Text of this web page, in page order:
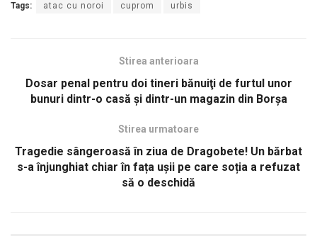
Tags: atac cu noroi cuprom urbis
Stirea anterioara
Dosar penal pentru doi tineri bănuiţi de furtul unor
bunuri dintr-o casă şi dintr-un magazin din Borşa
Stirea urmatoare
Tragedie sângeroasă în ziua de Dragobete! Un bărbat
s-a înjunghiat chiar în fața ușii pe care soția a refuzat
să o deschidă